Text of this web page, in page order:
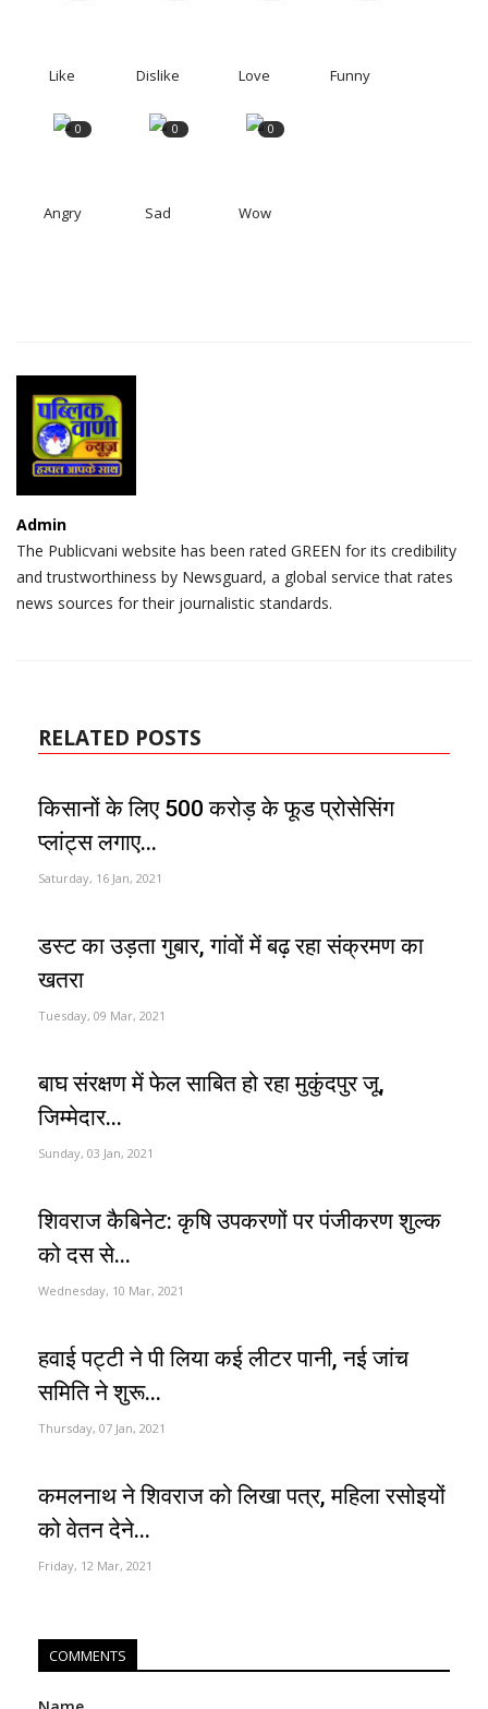
Like Dislike Love Funny
0
Angry
0
Sad
0
Wow
Admin
The Publicvani website has been rated GREEN for its credibility
and trustworthiness by Newsguard, a global service that rates
news sources for their journalistic standards.
RELATED POSTS
किसानों के लिए 500 करोड़ के फूड प्रोसेसिंग
प्लांट्स लगाए...
Saturday, 16 Jan, 2021
डस्ट का उड़ता गुबार, गांवों में बढ़ रहा संक्रमण का
खतरा
Tuesday, 09 Mar, 2021
बाघ संरक्षण में फेल साबित हो रहा मुकुंदपुर जू,
जिम्मेदार...
Sunday, 03 Jan, 2021
शिवराज कैबिनेट: कृषि उपकरणों पर पंजीकरण शुल्क
को दस से...
Wednesday, 10 Mar, 2021
हवाई पट्टी ने पी लिया कई लीटर पानी, नई जांच
समिति ने शुरू...
Thursday, 07 Jan, 2021
कमलनाथ ने शिवराज को लिखा पत्र, महिला रसोइयों
को वेतन देने...
Friday, 12 Mar, 2021
COMMENTS